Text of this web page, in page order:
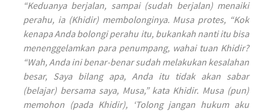
“Keduanya berjalan, sampai (sudah berjalan) menaiki
perahu, ia (Khidir) membolonginya. Musa protes, “Kok
kenapa Anda bolongi perahu itu, bukankah nanti itu bisa
menenggelamkan para penumpang, wahai tuan Khidir?
“Wah, Anda ini benar-benar sudah melakukan kesalahan
besar, Saya bilang apa, Anda itu tidak akan sabar
(belajar) bersama saya, Musa,” kata Khidir. Musa (pun)
memohon (pada Khidir), ‘Tolong jangan hukum aku